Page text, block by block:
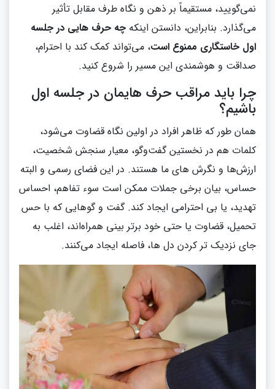
نمی‌گویید، مستقیماً بر ذهن و نگاه طرف مقابل تأثیر
می‌گذارد. بنابراین، دانستن اینکه چه حرف‌ هایی در جلسه
اول خاستگاری ممنوع است، می‌تواند کمک کند با احترام،
صداقت و هوشمندی این مسیر را شروع کنید.
چرا باید مراقب حرف‌ هایمان در جلسه اول
باشیم؟
همان‌ طور که ظاهر افراد در اولین نگاه قضاوت می‌شود،
کلمات هم در نخستین گفت‌وگو، معیار سنجش شخصیت،
ارزش‌ها و نگرش‌ های ما هستند. در این فضای رسمی و البته
حساس، بیان برخی جملات ممکن است سوء تفاهم، احساس
تهدید، یا بی‌ احترامی ایجاد کند. گفت‌ و گوهایی که با حس
تحمیل، قضاوت یا حتی خود برتر بینی همراه‌اند، اغلب به‌
جای نزدیک‌ تر کردن دل‌ ها، فاصله ایجاد می‌کنند.